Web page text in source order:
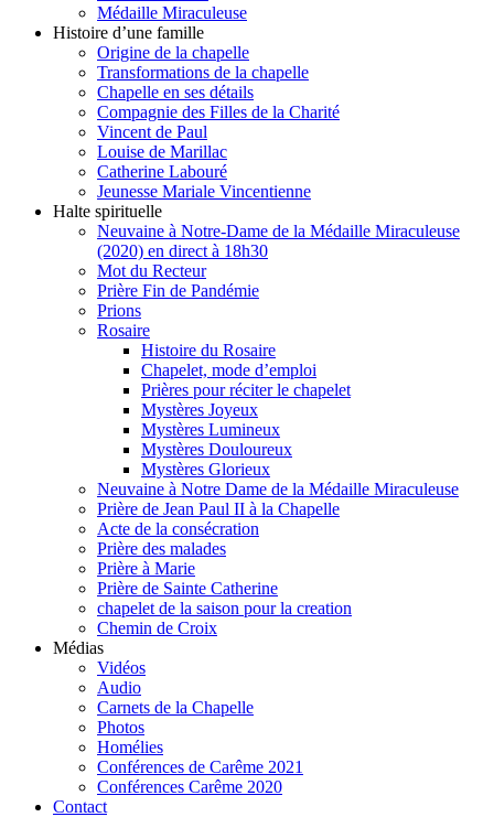
Médaille Miraculeuse
Histoire d’une famille
Origine de la chapelle
Transformations de la chapelle
Chapelle en ses détails
Compagnie des Filles de la Charité
Vincent de Paul
Louise de Marillac
Catherine Labouré
Jeunesse Mariale Vincentienne
Halte spirituelle
Neuvaine à Notre-Dame de la Médaille Miraculeuse
(2020) en direct à 18h30
Mot du Recteur
Prière Fin de Pandémie
Prions
Rosaire
Histoire du Rosaire
Chapelet, mode d’emploi
Prières pour réciter le chapelet
Mystères Joyeux
Mystères Lumineux
Mystères Douloureux
Mystères Glorieux
Neuvaine à Notre Dame de la Médaille Miraculeuse
Prière de Jean Paul II à la Chapelle
Acte de la consécration
Prière des malades
Prière à Marie
Prière de Sainte Catherine
chapelet de la saison pour la creation
Chemin de Croix
Médias
Vidéos
Audio
Carnets de la Chapelle
Photos
Homélies
Conférences de Carême 2021
Conférences Carême 2020
Contact